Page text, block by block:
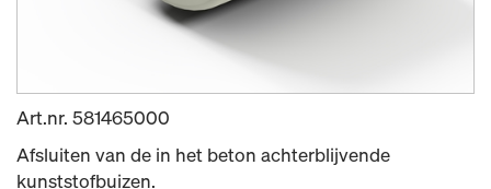
Art.nr. 581465000
Afsluiten van de in het beton achterblijvende
kunststofbuizen.